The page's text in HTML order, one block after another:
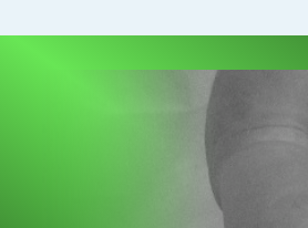
Beratung rund ums Baby